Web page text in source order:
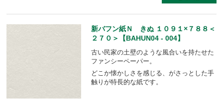
新バフン紙Ｎ きぬ １０９１×７８８＜
２７０＞【BAHUN04 - 004】
古い民家の土壁のような風合いを持たせた
ファンシーペーパー。
どこか懐かしさを感じる、がさっとした手
触りが特長的な紙です。